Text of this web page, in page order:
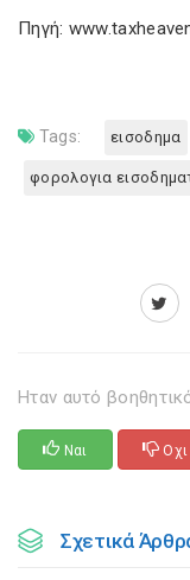
Πηγή:
Tags: εισοδημα
φορολογια
Ηταν αυτό
Ναι Οχι
Σχετικά